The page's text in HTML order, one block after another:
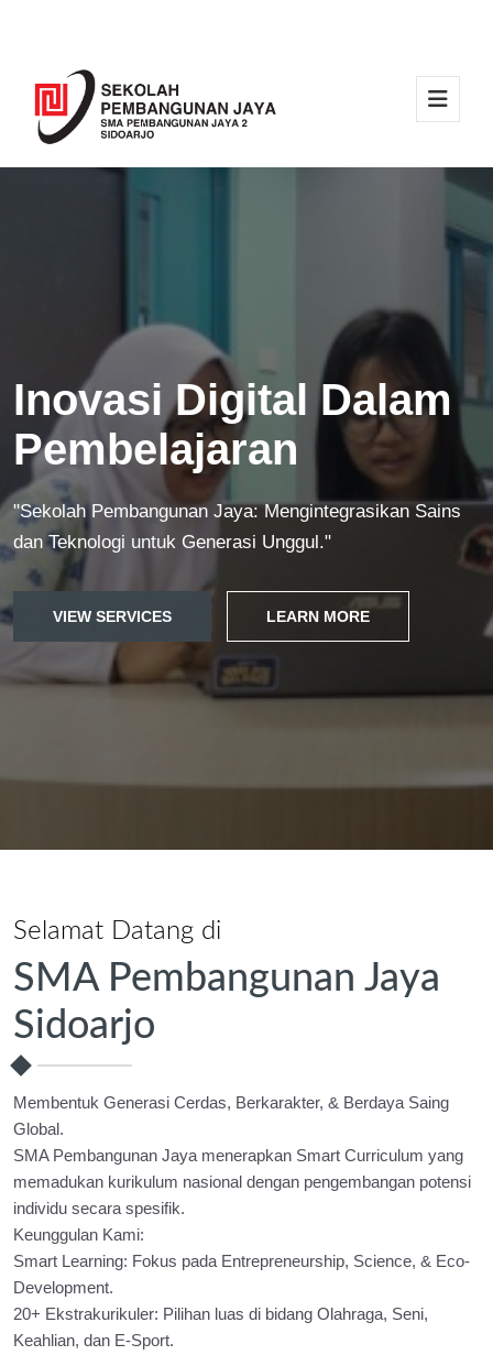
Inovasi Digital Dalam
Pembelajaran
"Sekolah Pembangunan Jaya: Mengintegrasikan Sains
dan Teknologi untuk Generasi Unggul."
VIEW SERVICES LEARN MORE
Selamat Datang di
SMA Pembangunan Jaya
Sidoarjo
Membentuk Generasi Cerdas, Berkarakter, & Berdaya Saing
Global.
SMA Pembangunan Jaya menerapkan Smart Curriculum yang
memadukan kurikulum nasional dengan pengembangan potensi
individu secara spesifik.
Keunggulan Kami:
Smart Learning: Fokus pada Entrepreneurship, Science, & Eco-
Development.
20+ Ekstrakurikuler: Pilihan luas di bidang Olahraga, Seni,
Keahlian, dan E-Sport.